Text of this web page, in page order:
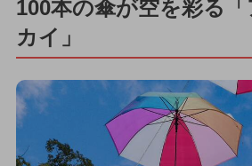
100本の傘が空を彩る
カイ」